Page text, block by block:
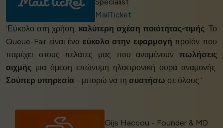
MailTicket
‘Εύκολο στη χρήση, καλύτερη σχέση ποιότητας-τιμής . Το
Queue-Fair είναι ένα εύκολο στην εφαρμογή προϊόν που
παρέχει στους πελάτες μας που αναμένουν πωλήσεις
αιχμής μια άμεση επώνυμη ηλεκτρονική ουρά αναμονής.
Σούπερ υπηρεσία - μπορώ να τη συστήσω σε όλους.’
Gijs Haccou - Founder & MD